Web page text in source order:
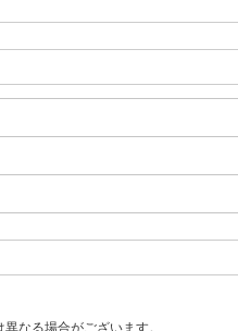
なる場合がございます。